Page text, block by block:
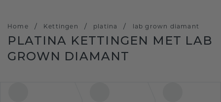
Home / Kettingen / platina / lab grown diamant
PLATINA KETTINGEN MET LAB
GROWN DIAMANT